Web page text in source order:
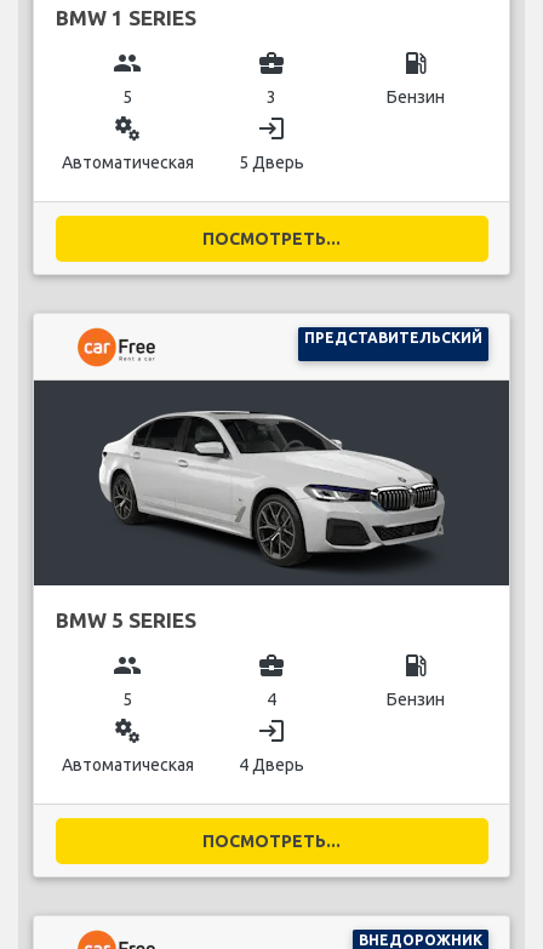
BMW 1 SERIES
group
5
business_center
3
local_gas_station
Бензин
miscellaneous_services
Автоматическая
login
5 Дверь
ПОСМОТРЕТЬ...
ПРЕДСТАВИТЕЛЬСКИЙ
BMW 5 SERIES
group
5
business_center
4
local_gas_station
Бензин
miscellaneous_services
Автоматическая
login
4 Дверь
ПОСМОТРЕТЬ...
ВНЕДОРОЖНИК